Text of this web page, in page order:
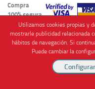
Compra
100% segura
Cofinanciado por
Utilizamos cookies propias y
mostrarle publicidad relacionada
hábitos de navegación. Si
Puede cambiar la